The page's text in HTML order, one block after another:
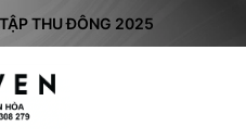
THU ĐÔNG 2025